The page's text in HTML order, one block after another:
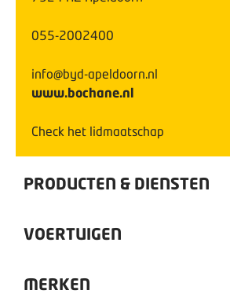
055-2002400
info@byd-apeldoorn.nl
www.bochane.nl
Check het lidmaatschap
PRODUCTEN & DIENSTEN
VOERTUIGEN
MERKEN